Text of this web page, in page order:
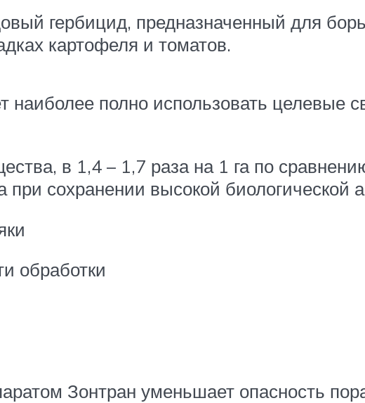
гербицид, предназначенный для
картофеля и томатов.
полно использовать целевые
в 1,4 – 1,7 раза на 1 га по
сохранении высокой биологической
обработки
Зонтран уменьшает опасность